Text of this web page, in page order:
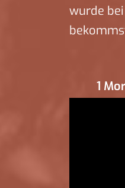
wurde
1